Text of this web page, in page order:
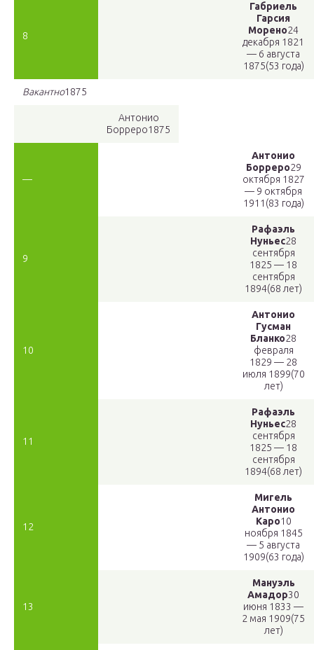
8
Габриель
Гарсия
Морено24
декабря 1821
— 6 августа
1875(53 года)
Вакантно1875
Антонио
Борреро1875
—
Антонио
Борреро29
октября 1827
— 9 октября
1911(83 года)
9
Рафаэль
Нуньес28
сентября
1825 — 18
сентября
1894(68 лет)
10
Антонио
Гусман
Бланко28
февраля
1829 — 28
июля 1899(70
лет)
11
Рафаэль
Нуньес28
сентября
1825 — 18
сентября
1894(68 лет)
12
Мигель
Антонио
Каро10
ноября 1845
— 5 августа
1909(63 года)
13
Мануэль
Амадор30
июня 1833 —
2 мая 1909(75
лет)